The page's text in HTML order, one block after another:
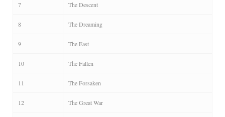
7 The Descent
8 The Dreaming
9 The East
10 The Fallen
11 The Forsaken
12 The Great War